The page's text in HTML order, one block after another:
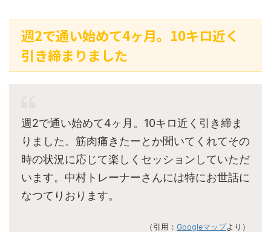
週2で通い始めて4ヶ月。10キロ近く
引き締まりました
週2で通い始めて4ヶ月。10キロ近く引き締ま
りました。筋肉痛きたーとか聞いてくれてその
時の状況に応じて楽しくセッションしていただ
います。中村トレーナーさんには特にお世話に
なつてりおります。
（引用： Googleマップより）